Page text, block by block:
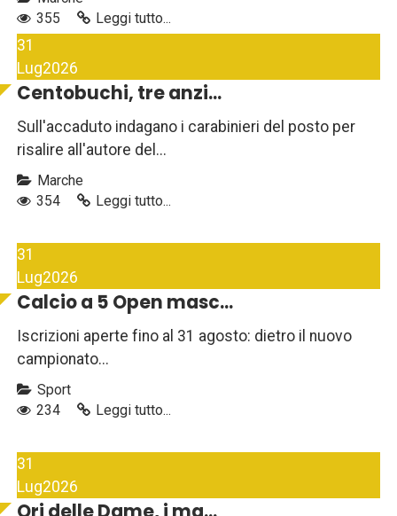
355
Leggi tutto...
31
Lug2026
Centobuchi, tre anzi...
Sull'accaduto indagano i carabinieri del posto per
risalire all'autore del...
Marche
354
Leggi tutto...
31
Lug2026
Calcio a 5 Open masc...
Iscrizioni aperte fino al 31 agosto: dietro il nuovo
campionato...
Sport
234
Leggi tutto...
31
Lug2026